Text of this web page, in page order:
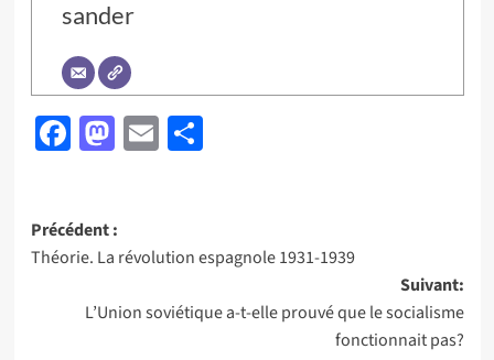
sander
Facebook
Mastodon
EmailPartager
Navigation
d’article
Précédent :
Théorie. La révolution espagnole 1931-1939
Suivant:
L’Union soviétique a-t-elle prouvé que le socialisme
fonctionnait pas?